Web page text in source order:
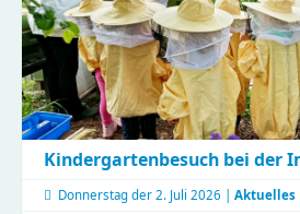
Kindergartenbesuch bei der
Donnerstag der 2. Juli 2026 | Aktuelles